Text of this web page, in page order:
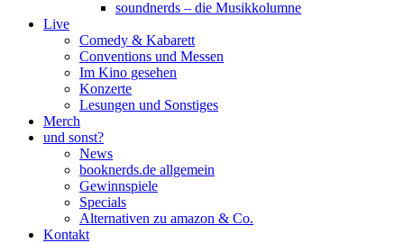
soundnerds – die Musikkolumne
Live
Comedy & Kabarett
Conventions und Messen
Im Kino gesehen
Konzerte
Lesungen und Sonstiges
Merch
und sonst?
News
booknerds.de allgemein
Gewinnspiele
Specials
Alternativen zu amazon & Co.
Kontakt